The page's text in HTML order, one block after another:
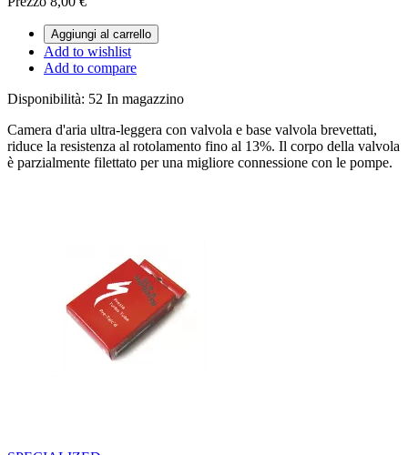
Aggiungi al carrello
Add to wishlist
Add to compare
Disponibilità: 52 In magazzino
Camera d'aria ultra-leggera con valvola e base valvola brevettati,
riduce la resistenza al rotolamento fino al 13%. Il corpo della valvola
è parzialmente filettato per una migliore connessione con le pompe.